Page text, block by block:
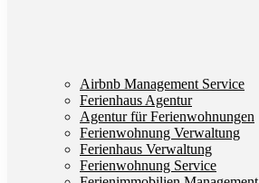
Airbnb Management Service
Ferienhaus Agentur
Agentur für Ferienwohnungen
Ferienwohnung Verwaltung
Ferienhaus Verwaltung
Ferienwohnung Service